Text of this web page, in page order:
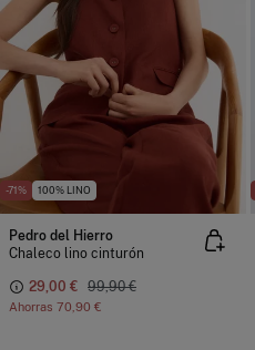
-71% 100% LINO
Pedro del Hierro
Chaleco lino cinturón
29,00 € 99,90 €
Ahorras 70,90 €